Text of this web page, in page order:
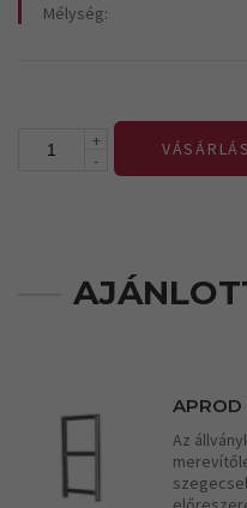
Mélység:
+
-
VÁSÁRLÁS
Az